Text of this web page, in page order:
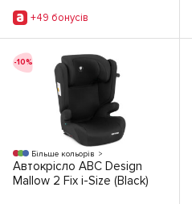
+49 бонусiв
-10%
Більше кольорів
Автокрісло ABC Design
Mallow 2 Fix i-Size (Black)